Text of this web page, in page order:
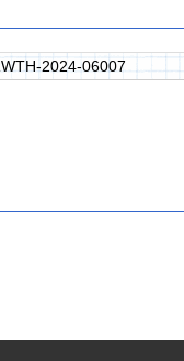
2024-06007